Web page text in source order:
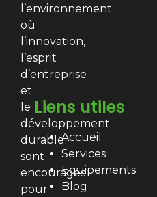
l’environnement
où
l’innovation,
l’esprit
d’entreprise
et
le
développement
durable
sont
encouragés
pour
Liens utiles
Accueil
Services
Equipements
Blog